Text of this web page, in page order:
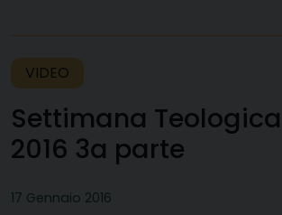
VIDEO
Settimana Teologica
2016 3a parte
17 Gennaio 2016